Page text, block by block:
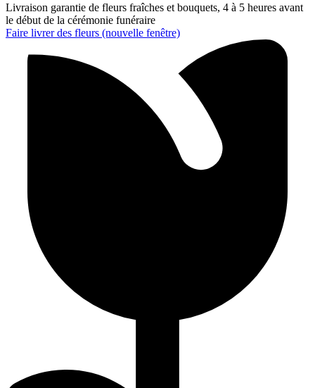
Livraison garantie de fleurs fraîches et bouquets, 4 à 5 heures avant
le début de la cérémonie funéraire
Faire livrer des fleurs (nouvelle fenêtre)